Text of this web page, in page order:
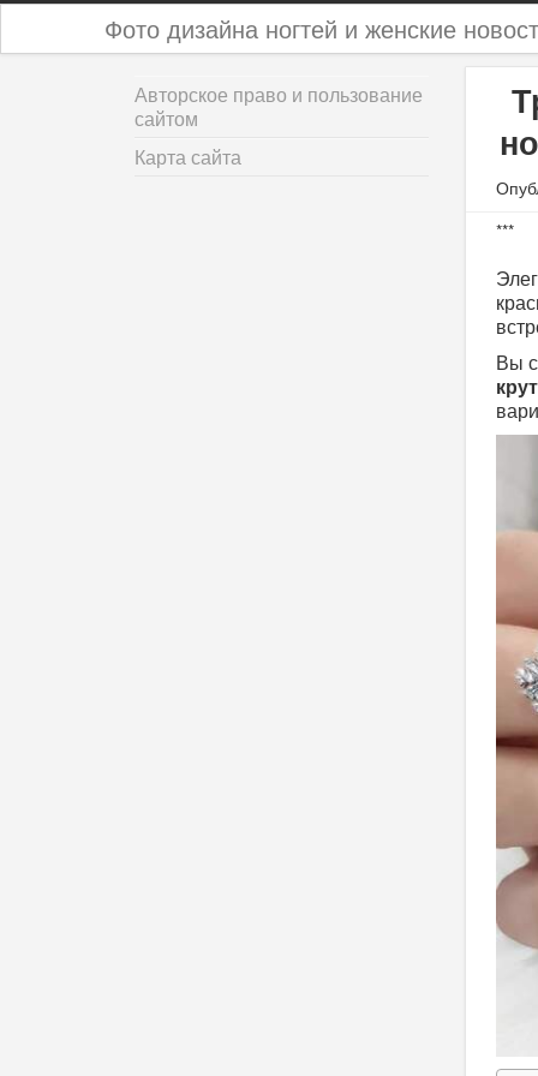
Фото дизайна ногтей и женские
***
Вы
Авторское право и пользование
сайтом
Карта сайта